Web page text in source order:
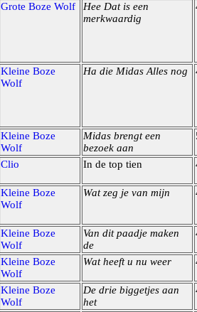
Grote Boze Wolf
Hee Dat is een
merkwaardig
Kleine Boze
Wolf
Ha die Midas Alles nog
Kleine Boze
Wolf
Midas brengt een
bezoek aan
Clio In de top tien
Kleine Boze
Wolf
Wat zeg je van mijn
Kleine Boze
Wolf
Van dit paadje maken
de
Kleine Boze
Wolf
Wat heeft u nu weer
Kleine Boze
Wolf
De drie biggetjes aan
het